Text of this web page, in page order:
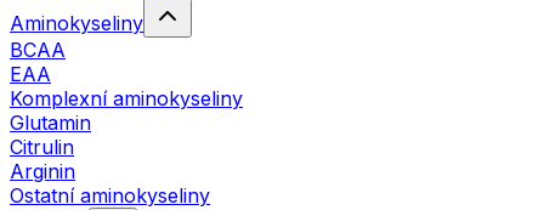
Aminokyseliny
BCAA
EAA
Komplexní aminokyseliny
Glutamin
Citrulin
Arginin
Ostatní aminokyseliny